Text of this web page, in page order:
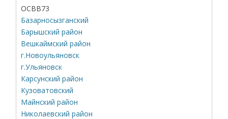
ОСВВ73
Базарносызганский
Барышский район
Вешкаймский район
г.Новоульяновск
г.Ульяновск
Карсунский район
Кузоватовский
Майнский район
Николаевский район